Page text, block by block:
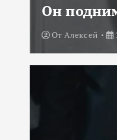
Он
От Алексей